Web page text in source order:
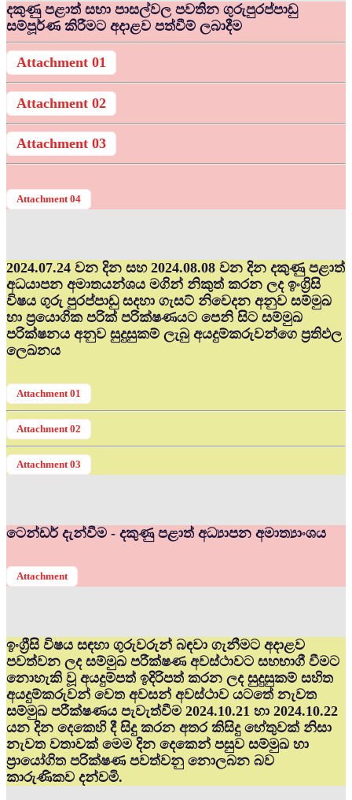
දකුණු පළාත් සභා පාසල්වල පවතින ගුරුපුරප්පාඩු
සම්පූර්ණ කිරීමට අදාළව පත්වීම් ලබාදීම
Attachment 01
Attachment 02
Attachment 03
Attachment 04
2024.07.24 වන දින සහ 2024.08.08 වන දින දකුණු පළාත්
අධ‍යාපන අමාතයන්ශය මගින් නිකුත් කරන ලද ඉංග්‍රිසි
විෂය ගුරු පුරප්පාඩු සදහා ගැසට් නිවෙදන අනුව සම්මුඛ
හා ප්‍රයොගික පරික් පරික්ෂණයට පෙනි සිට සම්මුඛ
පරික්ෂනය අනුව සුදුසුකම් ලැබු අයදුම්කරුවන්ගෙ ප්‍රතිඵල
ලෙඛනය
Attachment 01
Attachment 02
Attachment 03
ටෙන්ඩර් දැන්වීම - දකුණු පළාත් අධ්‍යාපන අමාත්‍යාංශය
Attachment
ඉංග්‍රීසි විෂය සඳහා ගුරුවරුන් බඳවා ගැනීමට අදාළව
පවත්වන ලද සම්මුඛ පරීක්ෂණ අවස්ථාවට සහභාගී වීමට
නොහැකි වූ අයදුම්පත් ඉදිරිපත් කරන ලද සුදුසුකම් සහිත
අයදුම්කරුවන් වෙත අවසන් අවස්ථාව යටතේ නැවත
සම්මුඛ පරීක්ෂණය පැවැත්වීම 2024.10.21 හා 2024.10.22
යන දින දෙකෙහි දී සිදු කරන අතර කිසිදු හේතුවක් නිසා
නැවත වතාවක් මෙම දින දෙකෙන් පසුව සම්මුඛ හා
ප්‍රායෝගිත පරික්ෂණ පවත්වනු නොලබන බව
කාරුණිකව දන්වමි.